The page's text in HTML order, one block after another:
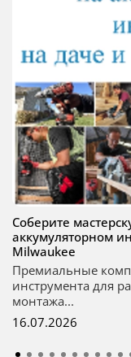
Соберите
аккумуляторном
Milwaukee
Премиальные
инструмента для
монтажа...
16.07.2026